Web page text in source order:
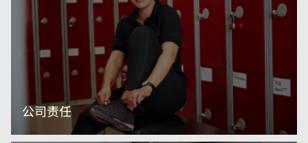
公司责任